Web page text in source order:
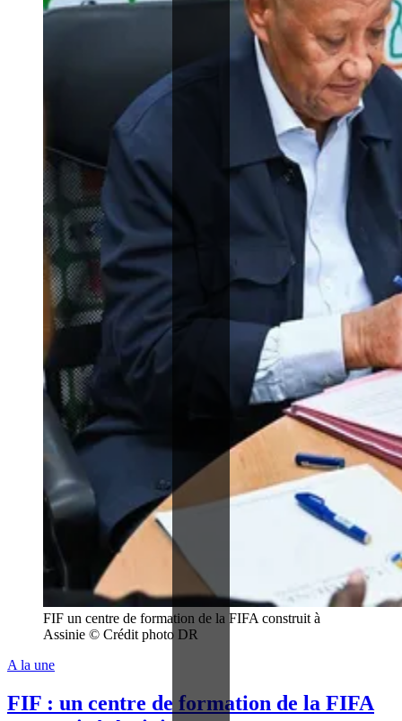
FIF un centre de formation de la FIFA construit à
Assinie © Crédit photo DR
A la une
FIF : un centre de formation de la FIFA